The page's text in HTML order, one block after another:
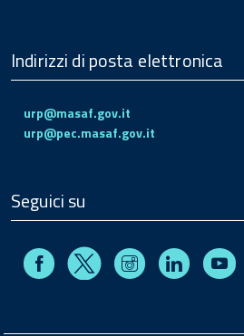
Indirizzi di posta elettronica
urp@masaf.gov.it
urp@pec.masaf.gov.it
Seguici su
FacebookX InstagramLinkedin